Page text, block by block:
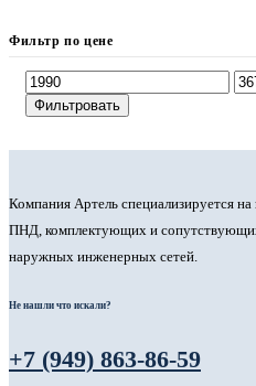
Фильтр по цене
Фильтровать
Компания Артель специализируется
ПНД, комплектующих и сопутствующих
наружных инженерных сетей.
Не нашли что искали?
+7 (949) 863-86-59